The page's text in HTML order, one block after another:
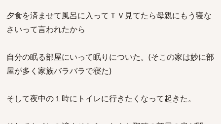
夕食を済ませて風呂に入ってＴＶ見てたら母親にもう寝な
さいって言われたから
自分の眠る部屋にいって眠りについた。(そこの家は妙に部
屋が多く家族バラバラで寝た)
そして夜中の１時にトイレに行きたくなって起きた。